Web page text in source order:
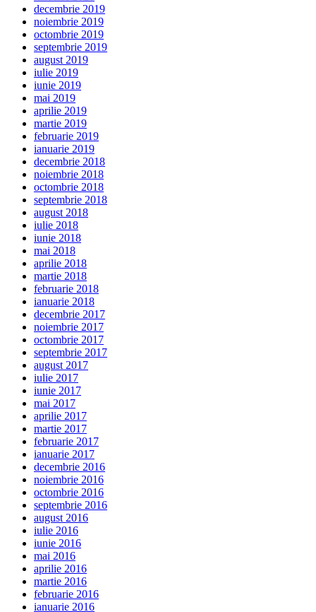
decembrie 2019
noiembrie 2019
octombrie 2019
septembrie 2019
august 2019
iulie 2019
iunie 2019
mai 2019
aprilie 2019
martie 2019
februarie 2019
ianuarie 2019
decembrie 2018
noiembrie 2018
octombrie 2018
septembrie 2018
august 2018
iulie 2018
iunie 2018
mai 2018
aprilie 2018
martie 2018
februarie 2018
ianuarie 2018
decembrie 2017
noiembrie 2017
octombrie 2017
septembrie 2017
august 2017
iulie 2017
iunie 2017
mai 2017
aprilie 2017
martie 2017
februarie 2017
ianuarie 2017
decembrie 2016
noiembrie 2016
octombrie 2016
septembrie 2016
august 2016
iulie 2016
iunie 2016
mai 2016
aprilie 2016
martie 2016
februarie 2016
ianuarie 2016